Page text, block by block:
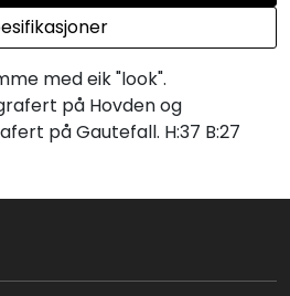
med eik "look".
på Hovden og
på Gautefall. H:37 B:27